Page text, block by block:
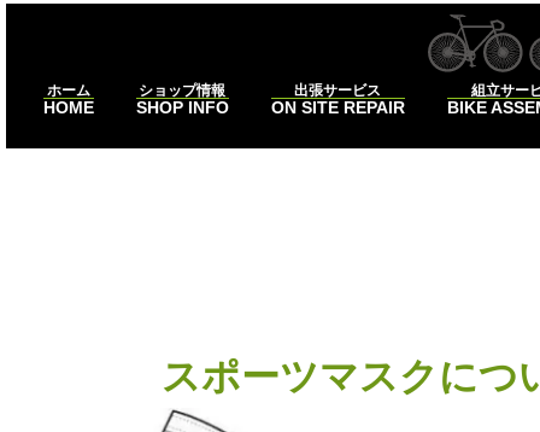
ホーム
HOME
ショップ情報
SHOP INFO
出張サービス
ON SITE REPAIR
組立サー
BIKE
スポーツマスクにつ